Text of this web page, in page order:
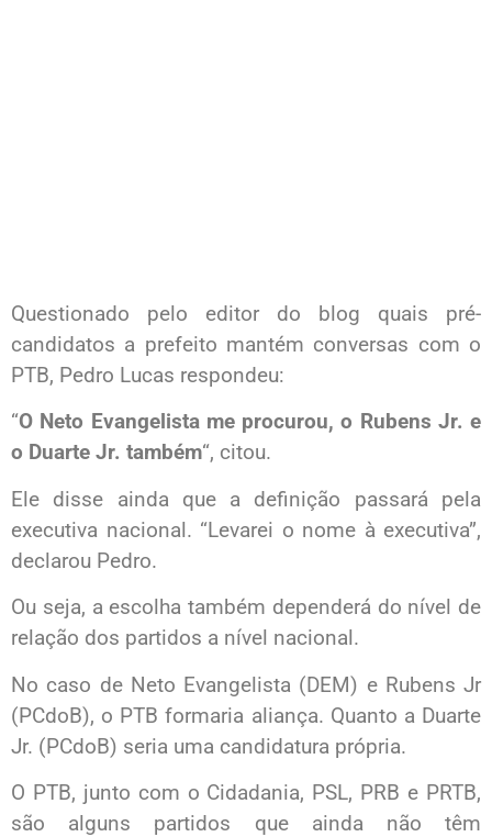
Questionado pelo editor do blog quais pré-
candidatos a prefeito mantém conversas com o
PTB, Pedro Lucas respondeu:
“O Neto Evangelista me procurou, o Rubens Jr. e
o Duarte Jr. também“, citou.
Ele disse ainda que a definição passará pela
executiva nacional. “Levarei o nome à executiva”,
declarou Pedro.
Ou seja, a escolha também dependerá do nível de
relação dos partidos a nível nacional.
No caso de Neto Evangelista (DEM) e Rubens Jr
(PCdoB), o PTB formaria aliança. Quanto a Duarte
Jr. (PCdoB) seria uma candidatura própria.
O PTB, junto com o Cidadania, PSL, PRB e PRTB,
são alguns partidos que ainda não têm